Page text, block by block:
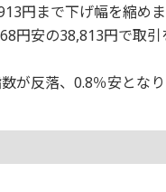
円まで下げ幅を縮め
円安の38,813円で取引
が反落、0.8％安となり